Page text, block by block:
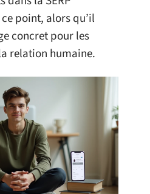
point, alors qu’il
concret pour les
relation humaine.